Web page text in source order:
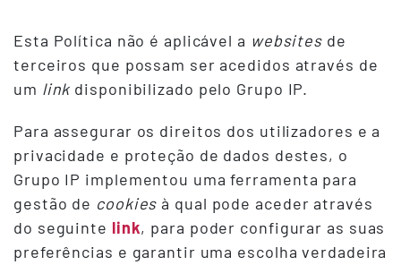
Esta Política não é aplicável a websites de
terceiros que possam ser acedidos através de
um link disponibilizado pelo Grupo IP.
Para assegurar os direitos dos utilizadores e a
privacidade e proteção de dados destes, o
Grupo IP implementou uma ferramenta para
gestão de cookies à qual pode aceder através
do seguinte link, para poder configurar as suas
preferências e garantir uma escolha verdadeira